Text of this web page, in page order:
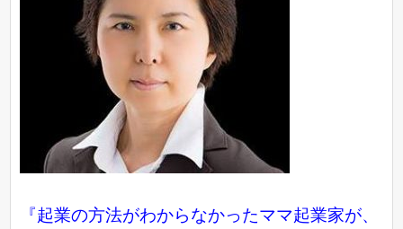
『起業の方法がわからなかったママ起業家が、